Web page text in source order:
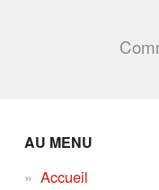
AU MENU
Accueil